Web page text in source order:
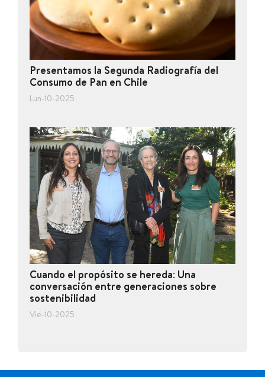
Presentamos la Segunda Radiografía del
Consumo de Pan en Chile
Lun-10-2025
Cuando el propósito se hereda: Una
conversación entre generaciones sobre
sostenibilidad
Vie-10-2025